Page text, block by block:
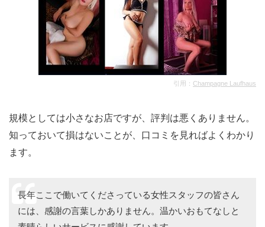
引用： Champagne Laufhaus
規模としては小さなお店ですが、評判は悪くありません。
知っておいて損はないことが、口コミを見ればよくわかり
ます。
長年ここで働いてくださっている女性スタッフの皆さん
には、感謝の言葉しかありません。温かいおもてなしと